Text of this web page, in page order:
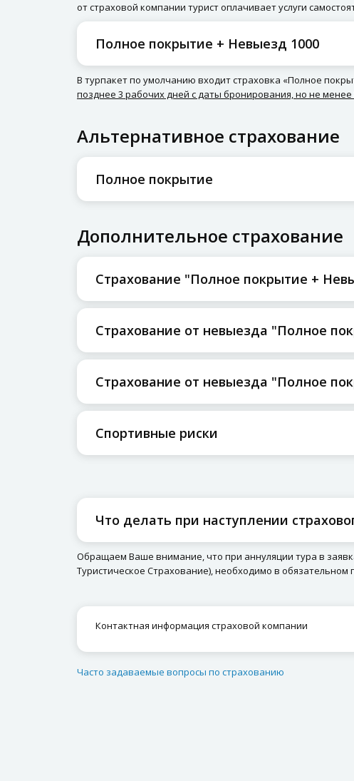
от страховой компании турист оплачивает услуги
Полное покрытие + Невыезд 1000
В турпакет по умолчанию входит страховка «Полное
позднее 3 рабочих дней с даты бронирования, но не
Альтернативное страхование
Полное покрытие
Дополнительное страхование
Страхование "Полное покрытие +
Страхование от невыезда "Полное
Страхование от невыезда "Полное
Спортивные риски
Что делать при наступлении
Обращаем Ваше внимание, что при аннуляции тура в
Туристическое Страхование), необходимо в
Контактная информация страховой компании
Часто задаваемые вопросы по страхованию